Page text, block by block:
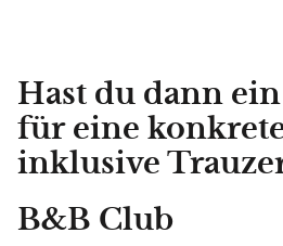
Hast du dann
für eine
inklusive
B&B Club